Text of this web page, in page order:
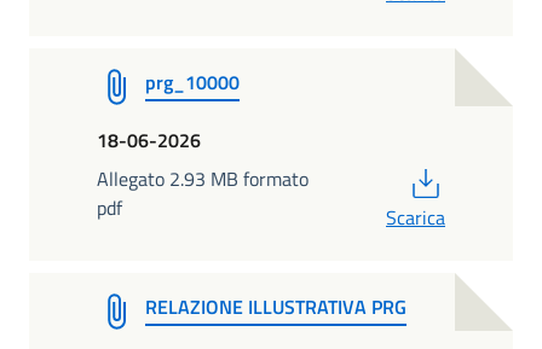
prg_10000
18-06-2026
Allegato 2.93 MB formato
pdf
Scarica
RELAZIONE ILLUSTRATIVA PRG